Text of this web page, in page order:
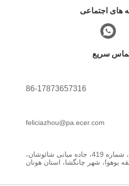
های اجتماعی
سریع
86-17873657316
feliciazhou@pa.ecer.com
2332 مجتمع تجاری کایبین، شماره 419، جاده میانی شائوشان،
یوهوا، شهر چانگشا، استان هونان